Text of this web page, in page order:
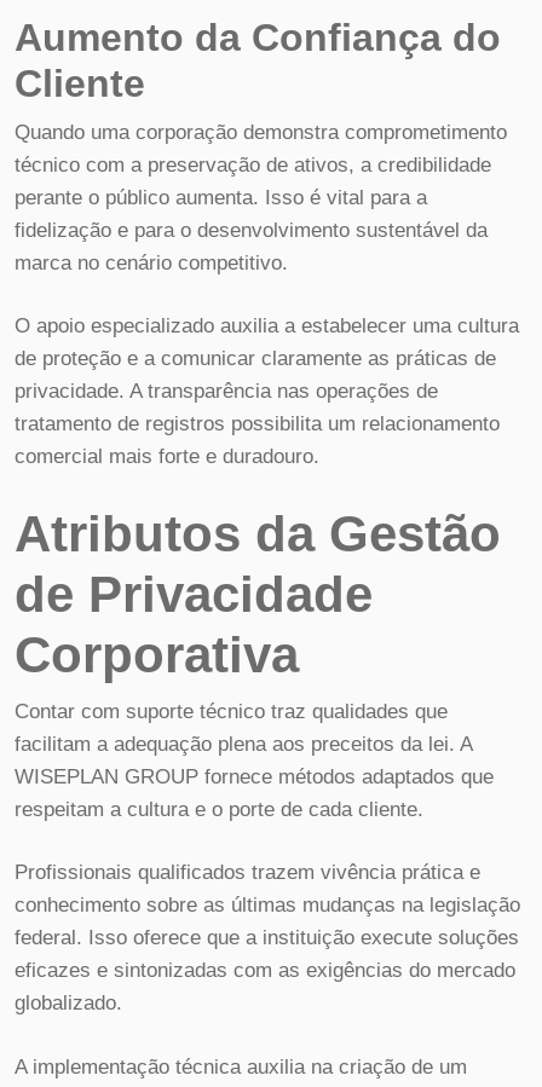
Aumento da Confiança do
Cliente
Quando uma corporação demonstra comprometimento
técnico com a preservação de ativos, a credibilidade
perante o público aumenta. Isso é vital para a
fidelização e para o desenvolvimento sustentável da
marca no cenário competitivo.
O apoio especializado auxilia a estabelecer uma cultura
de proteção e a comunicar claramente as práticas de
privacidade. A transparência nas operações de
tratamento de registros possibilita um relacionamento
comercial mais forte e duradouro.
Atributos da Gestão
de Privacidade
Corporativa
Contar com suporte técnico traz qualidades que
facilitam a adequação plena aos preceitos da lei. A
WISEPLAN GROUP fornece métodos adaptados que
respeitam a cultura e o porte de cada cliente.
Profissionais qualificados trazem vivência prática e
conhecimento sobre as últimas mudanças na legislação
federal. Isso oferece que a instituição execute soluções
eficazes e sintonizadas com as exigências do mercado
globalizado.
A implementação técnica auxilia na criação de um